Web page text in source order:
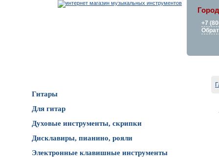
+7
Гитары
Для гитар
Духовые инструменты, скрипки
Дисклавиры, пианино, рояли
Электронные клавишные инструменты